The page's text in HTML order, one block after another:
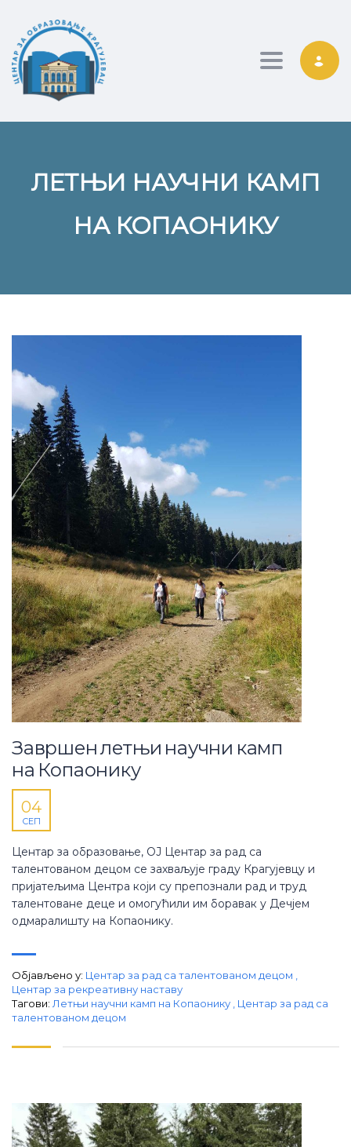
Toggle
ЛЕТЊИ НАУЧНИ КАМП
НА КОПАОНИКУ
Завршен летњи научни камп
на Копаонику
04
СЕП
Центар за образовање, ОЈ Центар за рад са
талентованом децом се захваљује граду Крагујевцу и
пријатељима Центра који су препознали рад и труд
талентоване деце и омогућили им боравак у Дечјем
одмаралишту на Копаонику.
Објављено у: Центар за рад са талентованом децом
Центар за рекреативну наставу
Тагови: Летњи научни камп на Копаонику
Центар за рад са
талентованом децом